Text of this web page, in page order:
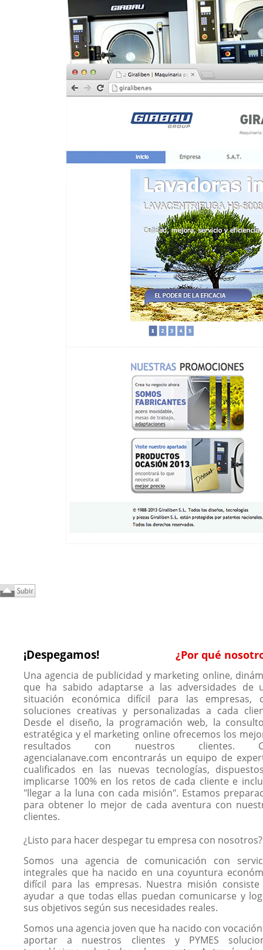
¡Despegamos! ¿Por qué
Una agencia de publicidad y marketing online,
que ha sabido adaptarse a las adversidades de
situación económica difícil para las empresas,
soluciones creativas y personalizadas a cada
Desde el diseño, la programación web, la
estratégica y el marketing online ofrecemos los
resultados con nuestros clientes.
agencialanave.com encontrarás un equipo de
cualificados en las nuevas tecnologías,
implicarse 100% en los retos de cada cliente e
"llegar a la luna con cada misión". Estamos
para obtener lo mejor de cada aventura con
clientes.
¿Listo para hacer despegar tu empresa con nosotros?
Somos una agencia de comunicación con
integrales que ha nacido en una coyuntura
difícil para las empresas. Nuestra misión
ayudar a que todas ellas puedan comunicarse y
sus objetivos según sus necesidades reales.
Somos una agencia joven que ha nacido con
aportar a nuestros clientes y PYMES